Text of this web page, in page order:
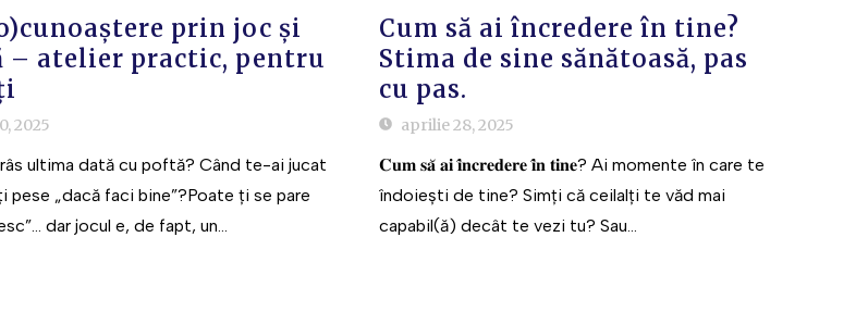
prin joc și
– atelier practic, pentru
2025
ultima dată cu poftă? Când te-ai jucat
pese „dacă faci bine”?Poate ți se pare
dar jocul e, de fapt, un...
Cum să ai încredere în tine?
Stima de sine sănătoasă, pas
cu pas.
aprilie 28, 2025
𝐂𝐮𝐦 𝐬𝐚̆ 𝐚𝐢 𝐢̂𝐧𝐜𝐫𝐞𝐝𝐞𝐫𝐞 𝐢̂𝐧 𝐭𝐢𝐧𝐞? Ai momente în care te
îndoiești de tine? Simți că ceilalți te văd mai
capabil(ă) decât te vezi tu? Sau...